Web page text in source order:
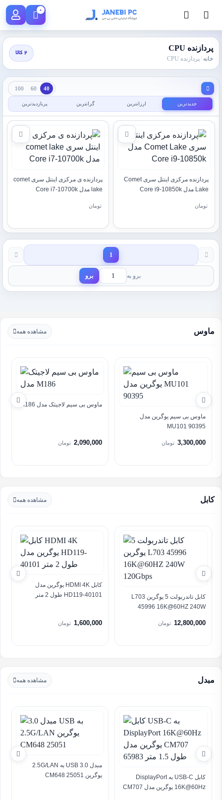
0
پردازنده CPU
خانه /پردازنده CPU
2 کالا
جدیدترین ارزانترین گرانترین پربازدیدترین
40
60
100
پردازنده مرکزی اینتل سری Comet
Lake مدل Core i9-10850k
تومان
پردازنده ی مرکزی اینتل سری comet
lake مدل Core i7-10700k
تومان
1
برو به برو
ماوس مشاهده همه
ماوس بی سیم لاجیتک مدل M186
2,090,000 تومان
ماوس بی سیم یوگرین مدل
MU101 90395
3,300,000 تومان
کابل مشاهده همه
کابل HDMI 4K یوگرین مدل
HD119-40101 طول 2 متر
1,600,000 تومان
کابل تاندربولت 5 یوگرین L703
45996 16K@60HZ 240W
12,800,000 تومان
مبدل مشاهده همه
مبدل 3.0 USB به 2.5G/LAN
یوگرین CM648 25051
کابل USB-C به DisplayPort
16K@60Hz یوگرین مدل CM707